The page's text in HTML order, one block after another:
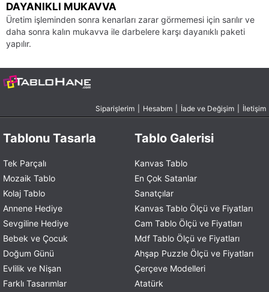
DAYANIKLI MUKAVVA
Üretim işleminden sonra kenarları zarar görmemesi için sarılır ve
daha sonra kalın mukavva ile darbelere karşı dayanıklı paketi
yapılır.
Siparişlerim Hesabım İade ve Değişim İletişim
Tablonu Tasarla
Tek Parçalı
Mozaik Tablo
Kolaj Tablo
Annene Hediye
Sevgiline Hediye
Bebek ve Çocuk
Doğum Günü
Evlilik ve Nişan
Farklı Tasarımlar
Tablo Galerisi
Kanvas Tablo
En Çok Satanlar
Sanatçılar
Kanvas Tablo Ölçü ve Fiyatları
Cam Tablo Ölçü ve Fiyatları
Mdf Tablo Ölçü ve Fiyatları
Ahşap Puzzle Ölçü ve Fiyatları
Çerçeve Modelleri
Atatürk